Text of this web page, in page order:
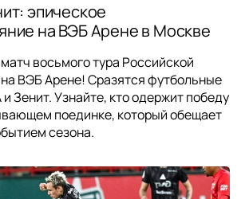
эпическое
на ВЭБ Арене в Москве
восьмого тура Российской
ВЭБ Арене! Сразятся футбольные
Зенит. Узнайте, кто одержит победу
поединке, который обещает
сезона.